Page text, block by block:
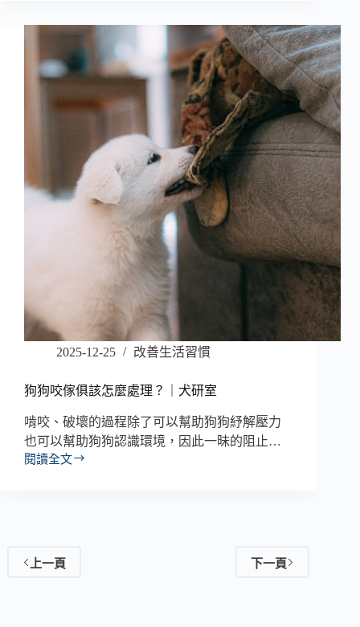
2025-12-25 改善生活習慣
狗狗咬傢俱該怎麼處理？｜犬研室
啃咬、破壞的過程除了可以幫助狗狗紓解壓力
也可以幫助狗狗認識環境，因此一昧的阻止…
閱讀全文
上一頁 下一頁